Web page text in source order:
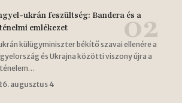
ukrán feszültség: Bandera és a
emlékezet
külügyminiszter békítő szavai ellenére a
és Ukrajna közötti viszony újra a
augusztus 4